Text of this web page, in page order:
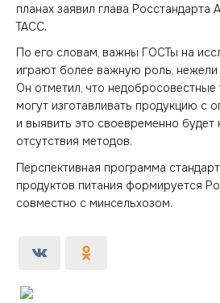
планах заявил глава Росстандарта
ТАСС.
По его словам, важны ГОСТы на
играют более важную роль, нежели
Он отметил, что недобросовестные
могут изготавливать продукцию с
и выявить это своевременно
отсутствия методов.
Перспективная программа
продуктов питания формируется
совместно с минсельхозом.